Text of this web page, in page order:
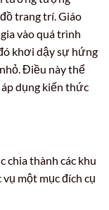
trang trí. Giáo
vào quá trình
khơi dậy sự hứng
Điều này thể
dụng kiến thức
chia thành các khu
một mục đích cụ